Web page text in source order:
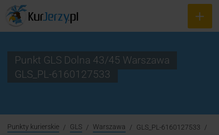
Punkt GLS Dolna 43/45 Warszawa
GLS_PL-6160127533
Punkty kurierskie GLS Warszawa GLS_PL-6160127533